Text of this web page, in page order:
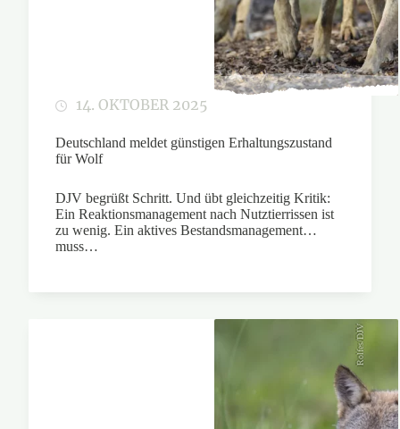
14. OKTOBER 2025
Deutschland meldet günstigen Erhaltungszustand
für Wolf
DJV begrüßt Schritt. Und übt gleichzeitig Kritik:
Ein Reaktionsmanagement nach Nutztierrissen ist
zu wenig. Ein aktives Bestandsmanagement
muss…
Rolfes/DJV